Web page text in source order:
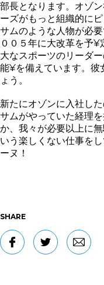
部長となります。オゾ
ーズがもっと組織的に
サムのような人物が必
００５年に大改革を予
大なスポーツのリーダ
能¥を備えています。彼
ょう。
新たにオゾンに入社し
サムがやっていた経理
か、我々が必要以上に
いう楽しくない仕事を
ーヌ！
SHARE